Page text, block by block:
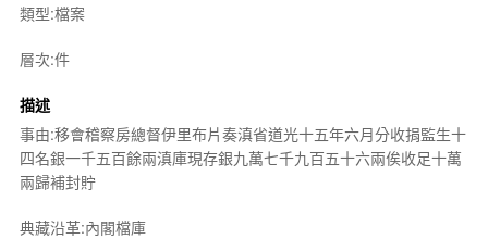
類型:檔案
層次:件
描述
事由:移會稽察房總督伊里布片奏滇省道光十五年六月分收捐監生十
四名銀一千五百餘兩滇庫現存銀九萬七千九百五十六兩俟收足十萬
兩歸補封貯
典藏沿革:內閣檔庫